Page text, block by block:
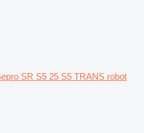
SR S5 25 S5 TRANS robot